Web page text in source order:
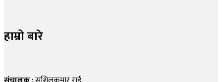
हाम्रो बारे